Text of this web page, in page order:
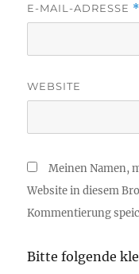
E-MAIL-ADRESSE *
WEBSITE
Meinen Namen,
Website in diesem
Kommentierung
Bitte folgende